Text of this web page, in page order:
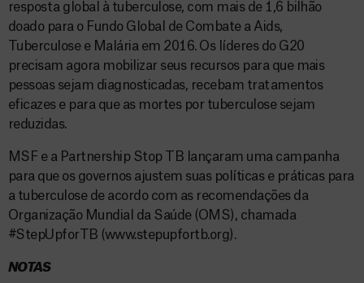
resposta global à tuberculose, com mais de 1,6 bilhão
doado para o Fundo Global de Combate a Aids,
Tuberculose e Malária em 2016. Os líderes do G20
precisam agora mobilizar seus recursos para que mais
pessoas sejam diagnosticadas, recebam tratamentos
eficazes e para que as mortes por tuberculose sejam
reduzidas.
MSF e a Partnership Stop TB lançaram uma campanha
para que os governos ajustem suas políticas e práticas para
a tuberculose de acordo com as recomendações da
Organização Mundial da Saúde (OMS), chamada
#StepUpforTB (www.stepupfortb.org).
NOTAS